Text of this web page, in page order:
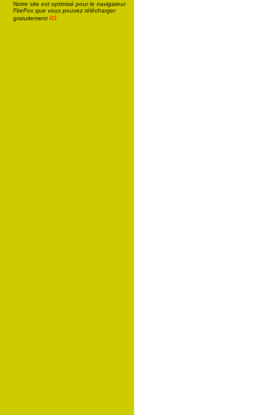
Notre site est optimisé pour le navigateur
FireFox que vous pouvez télécharger
gratuitement ici